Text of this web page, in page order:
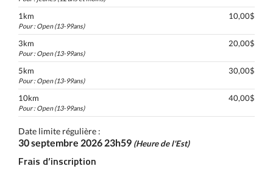
1km
Pour : Open (13-99ans)
10,00$
3km
Pour : Open (13-99ans)
20,00$
5km
Pour : Open (13-99ans)
30,00$
10km
Pour : Open (13-99ans)
40,00$
Date limite régulière :
30 septembre 2026 23h59 (Heure de l'Est)
Frais d’inscription